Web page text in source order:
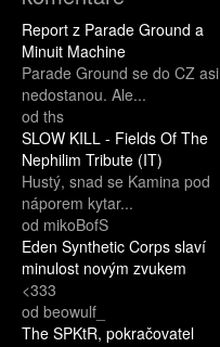
Report z Parade Ground a
Minuit Machine
Parade Ground se do CZ asi
nedostanou. Ale...
od ths
SLOW KILL - Fields Of The
Nephilim Tribute (IT)
Hustý, snad se Kamina pod
náporem kytar...
od mikoBofS
Eden Synthetic Corps slaví
minulost novým zvukem
<333
od beowulf_
The SPKtR, pokračovatel